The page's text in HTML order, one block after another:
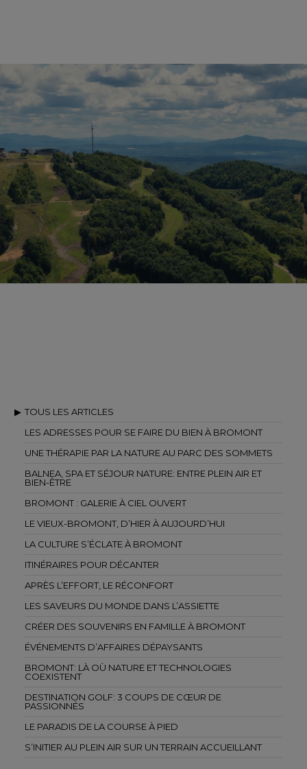
TOUS LES ARTICLES
LES ADRESSES POUR SE FAIRE DU BIEN À BROMONT
UNE THÉRAPIE PAR LA NATURE AU PARC DES SOMMETS
BALNEA, SPA ET SÉJOUR NATURE: ENTRE PLEIN AIR ET
BIEN-ÊTRE
BROMONT : GALERIE À CIEL OUVERT
LE VIEUX-BROMONT, D’HIER À AUJOURD’HUI
LA CULTURE S’ÉCLATE À BROMONT
ITINÉRAIRES POUR DÉCANTER
APRÈS L’EFFORT, LE RÉCONFORT
LES SAVEURS DU MONDE DANS L’ASSIETTE
CRÉER DES SOUVENIRS EN FAMILLE À BROMONT
ÉVÉNEMENTS D’AFFAIRES DÉPAYSANTS
BROMONT: LÀ OÙ NATURE ET TECHNOLOGIES
COEXISTENT
DESTINATION GOLF: 3 COUPS DE CŒUR DE
PASSIONNÉS
LE PARADIS DE LA COURSE À PIED
S’INITIER AU PLEIN AIR SUR UN TERRAIN ACCUEILLANT